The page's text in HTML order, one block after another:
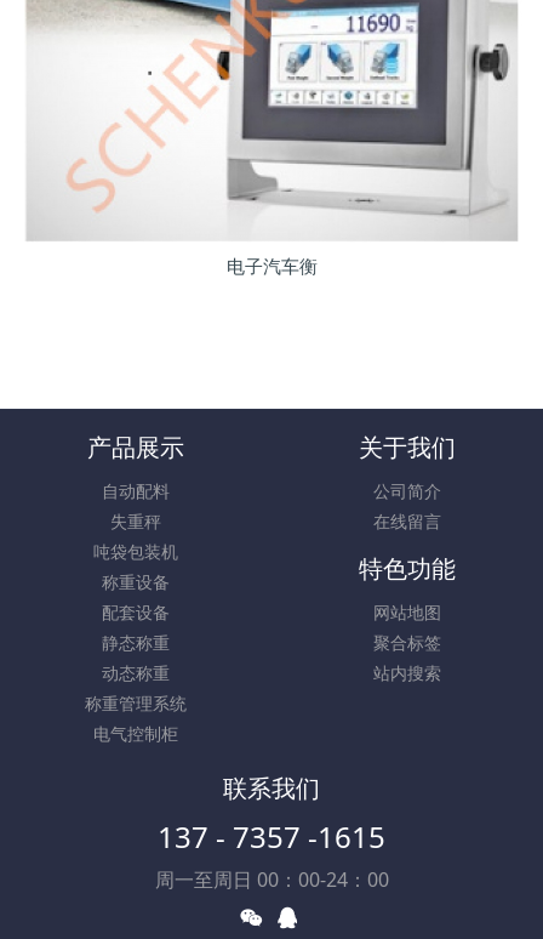
电子汽车衡
产品展示
自动配料
失重秤
吨袋包装机
称重设备
配套设备
静态称重
动态称重
称重管理系统
电气控制柜
关于我们
公司简介
在线留言
特色功能
网站地图
聚合标签
站内搜索
联系我们
137 - 7357 -1615
周一至周日 00：00-24：00